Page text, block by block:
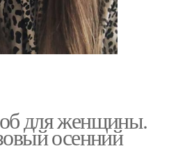
для женщины.
осенний